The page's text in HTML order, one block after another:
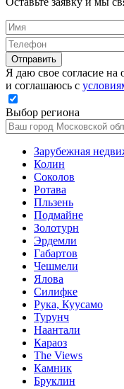
Отправить
Я даю свое согласие
и соглашаюсь с
Выбор региона
Зарубежная
Колин
Соколов
Ротава
Пльзень
Подмайне
Золотурн
Эрдемли
Габартов
Чешмели
Ялова
Силифке
Рука, Куусамо
Турунч
Наантали
Караоз
The Views
Камник
Бруклин